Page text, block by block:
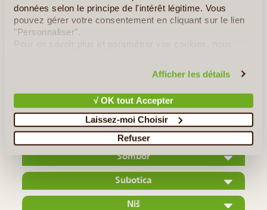
données selon le principe de l'intérêt légitime. Vous
pouvez gérer votre consentement en cliquant sur le lien
"Personnaliser".
Pour en savoir plus et paramétrer vos cookies, nous
Afficher les détails
√ OK tout Accepter
Laissez-moi Choisir
Refuser
Mokra Gora
Novi Sad
Sombor
Subotica
Niš